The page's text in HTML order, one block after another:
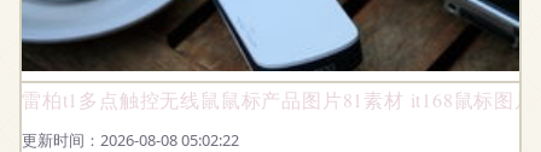
雷柏t1多点触控无线鼠鼠标产品图片81素材 it168鼠标图片
更新时间：2026-08-08 05:02:22